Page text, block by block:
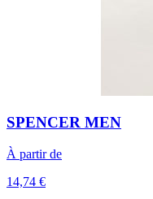
SPENCER MEN
À partir de
14,74 €